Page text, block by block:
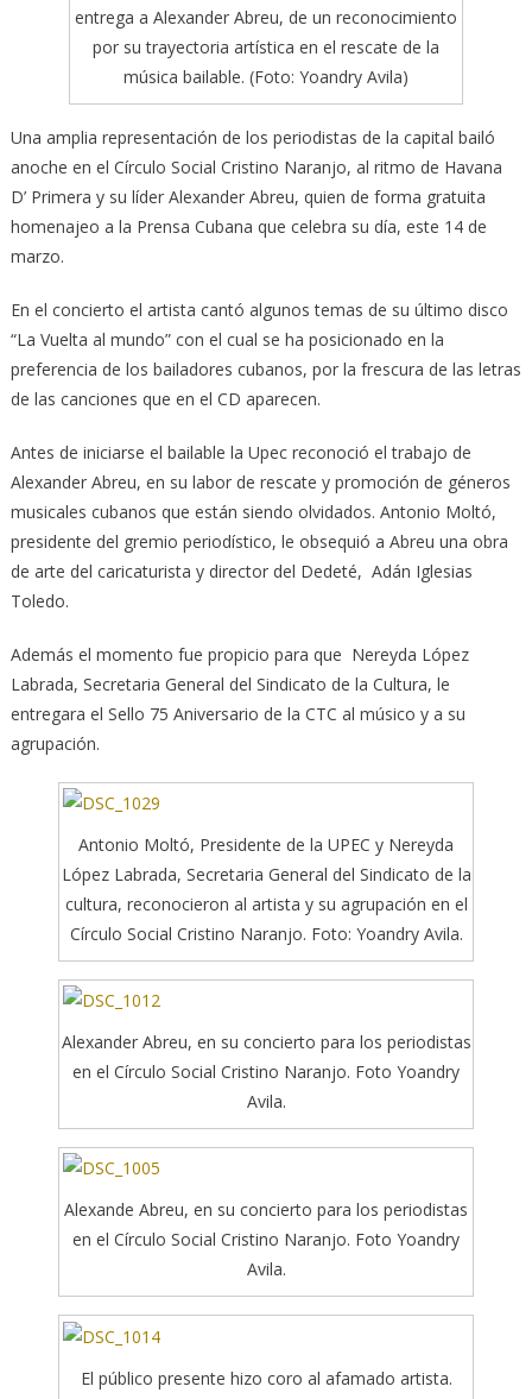
entrega a Alexander Abreu, de un reconocimiento
por su trayectoria artística en el rescate de la
música bailable. (Foto: Yoandry Avila)
Una amplia representación de los periodistas de la capital bailó
anoche en el Círculo Social Cristino Naranjo, al ritmo de Havana
D’ Primera y su líder Alexander Abreu, quien de forma gratuita
homenajeo a la Prensa Cubana que celebra su día, este 14 de
marzo.
En el concierto el artista cantó algunos temas de su último disco
“La Vuelta al mundo” con el cual se ha posicionado en la
preferencia de los bailadores cubanos, por la frescura de las letras
de las canciones que en el CD aparecen.
Antes de iniciarse el bailable la Upec reconoció el trabajo de
Alexander Abreu, en su labor de rescate y promoción de géneros
musicales cubanos que están siendo olvidados. Antonio Moltó,
presidente del gremio periodístico, le obsequió a Abreu una obra
de arte del caricaturista y director del Dedeté, Adán Iglesias
Toledo.
Además el momento fue propicio para que Nereyda López
Labrada, Secretaria General del Sindicato de la Cultura, le
entregara el Sello 75 Aniversario de la CTC al músico y a su
agrupación.
Antonio Moltó, Presidente de la UPEC y Nereyda
López Labrada, Secretaria General del Sindicato de la
cultura, reconocieron al artista y su agrupación en el
Círculo Social Cristino Naranjo. Foto: Yoandry Avila.
Alexander Abreu, en su concierto para los periodistas
en el Círculo Social Cristino Naranjo. Foto Yoandry
Avila.
Alexande Abreu, en su concierto para los periodistas
en el Círculo Social Cristino Naranjo. Foto Yoandry
Avila.
El público presente hizo coro al afamado artista.